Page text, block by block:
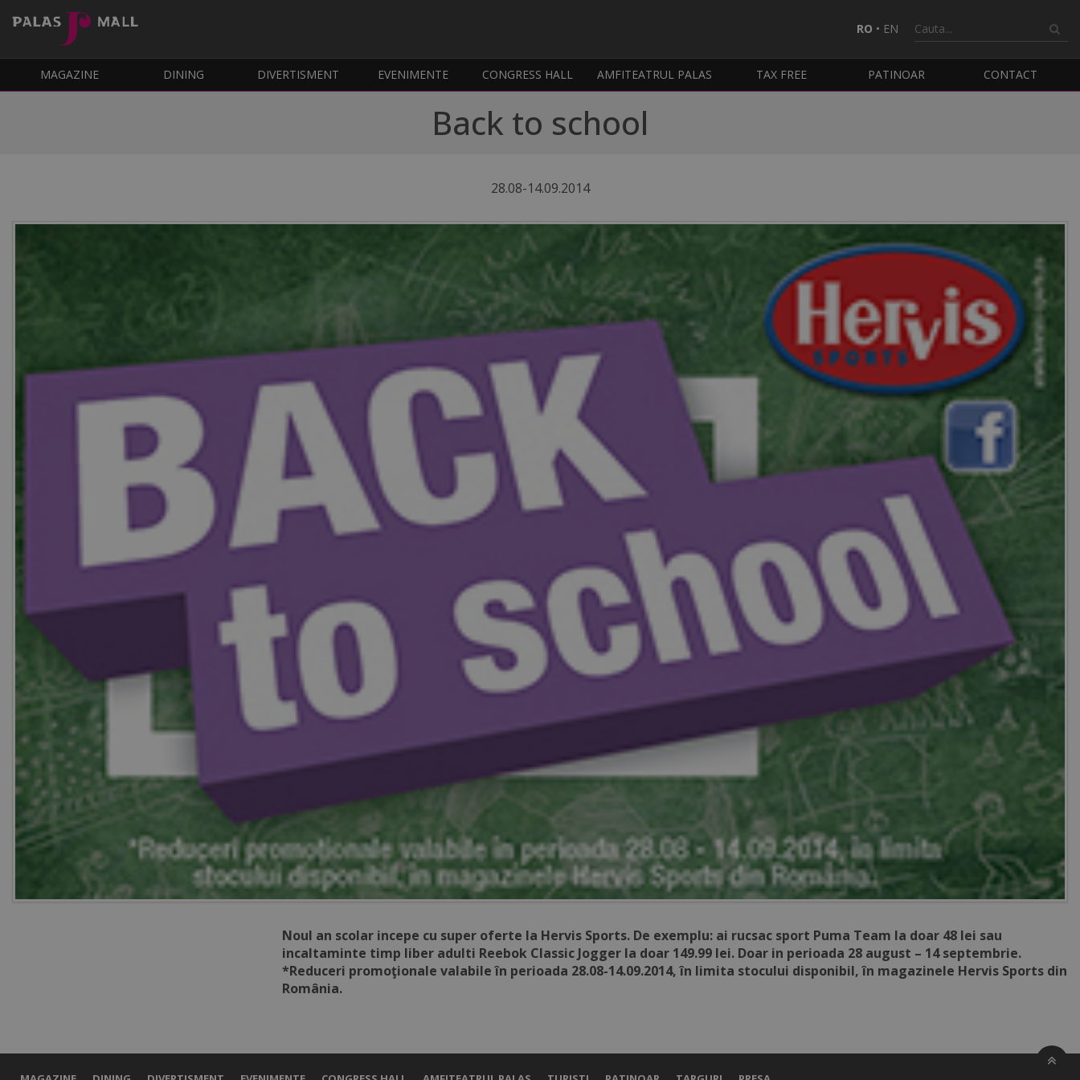
RO • EN
MAGAZINE DINING DIVERTISMENT EVENIMENTE CONGRESS HALL AMFITEATRUL PALAS TAX FREE PATINOAR CONTACT
Back to school
28.08-14.09.2014
Noul an scolar incepe cu super oferte la Hervis Sports. De exemplu: ai rucsac sport Puma Team la doar 48 lei sau
incaltaminte timp liber adulti Reebok Classic Jogger la doar 149.99 lei. Doar in perioada 28 august – 14 septembrie.
*Reduceri promoţionale valabile în perioada 28.08-14.09.2014, în limita stocului disponibil, în magazinele Hervis Sports din
România.